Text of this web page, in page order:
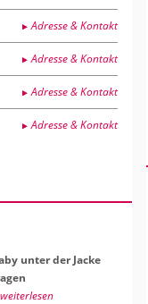
Adresse & Kontakt
Adresse & Kontakt
Adresse & Kontakt
Adresse & Kontakt
unter der Jacke
wei­ter­le­sen